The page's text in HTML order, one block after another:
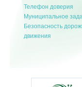
Телефон доверия
Муниципальное
Безопасность
движения